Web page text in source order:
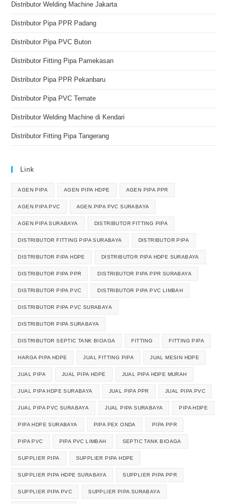
Distributor Welding Machine Jakarta
Distributor Pipa PPR Padang
Distributor Pipa PVC Buton
Distributor Fitting Pipa Pamekasan
Distributor Pipa PPR Pekanbaru
Distributor Pipa PVC Ternate
Distributor Welding Machine di Kendari
Distributor Fitting Pipa Tangerang
Link
AGEN PIPA AGEN PIPA HDPE AGEN PIPA PPR
AGEN PIPA PVC AGEN PIPA PVC SURABAYA
AGEN PIPA SURABAYA DISTRIBUTOR FITTING PIPA
DISTRIBUTOR FITTING PIPA SURABAYA DISTRIBUTOR PIPA
DISTRIBUTOR PIPA HDPE DISTRIBUTOR PIPA HDPE SURABAYA
DISTRIBUTOR PIPA PPR DISTRIBUTOR PIPA PPR SURABAYA
DISTRIBUTOR PIPA PVC DISTRIBUTOR PIPA PVC LIMBAH
DISTRIBUTOR PIPA PVC SURABAYA
DISTRIBUTOR PIPA SURABAYA
DISTRIBUTOR SEPTIC TANK BIOAGA FITTING FITTING PIPA
HARGA PIPA HDPE JUAL FITTING PIPA JUAL MESIN HDPE
JUAL PIPA JUAL PIPA HDPE JUAL PIPA HDPE MURAH
JUAL PIPA HDPE SURABAYA JUAL PIPA PPR JUAL PIPA PVC
JUAL PIPA PVC SURABAYA JUAL PIPA SURABAYA PIPA HDPE
PIPA HDPE SURABAYA PIPA PEX ONDA PIPA PPR
PIPA PVC PIPA PVC LIMBAH SEPTIC TANK BIOAGA
SUPPLIER PIPA SUPPLIER PIPA HDPE
SUPPLIER PIPA HDPE SURABAYA SUPPLIER PIPA PPR
SUPPLIER PIPA PVC SUPPLIER PIPA SURABAYA